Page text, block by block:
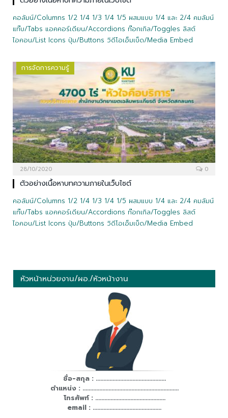
คอลัมน์/Columns 1/2 1/4 1/3 1/4 1/5 ผสมแบบ 1/4 และ 2/4 คมลัมน์
แท๊บ/Tabs แอคคอร์เดียน/Accordions ท๊อกเกิล/Toggles ลิสต์
ไอคอน/List Icons ปุ่ม/Buttons วิดีโอเอ็มเบ็ด/Media Embed
การจัดการความรู้
28/10/2020 0
ตัวอย่างเนื้อหาบทความภายในเว็บไซต์
คอลัมน์/Columns 1/2 1/4 1/3 1/4 1/5 ผสมแบบ 1/4 และ 2/4 คมลัมน์
แท๊บ/Tabs แอคคอร์เดียน/Accordions ท๊อกเกิล/Toggles ลิสต์
ไอคอน/List Icons ปุ่ม/Buttons วิดีโอเอ็มเบ็ด/Media Embed
หัวหน้าหน่วยงาน/ผอ./หัวหน้างาน
ชื่อ-สกุล : ..............................................
ตำแหน่ง : ...............................................................
โทรศัพท์ : ..............................................
email : .............................................